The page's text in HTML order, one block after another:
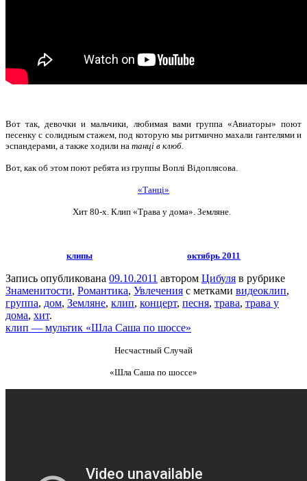
Вот так, девочки и мальчики, любимая вами группа «Авиаторы» поют
песенку с солидным стажем, под которую мы ритмично махали гантелями и
эспандерами, а также ходили на танці в клюб.
Вот, как об этом поют ребята из группы Воплі Відоплясова.
«Танці»
Хит 80-х. Клип «Трава у дома». Земляне.
клипы октябрь 2011
Запись опубликована 09.10.2011 автором Цибуля в рубрике
Знаменитости, Романтика, Увлечения с метками видеоклип,
группа, дом, Земляне, клип, концерт, песня, трава, трава у
дома, хит.
клип — мультик «Шла Саша по шоссе»
Несчастный Случай
«Шла Саша по шоссе»